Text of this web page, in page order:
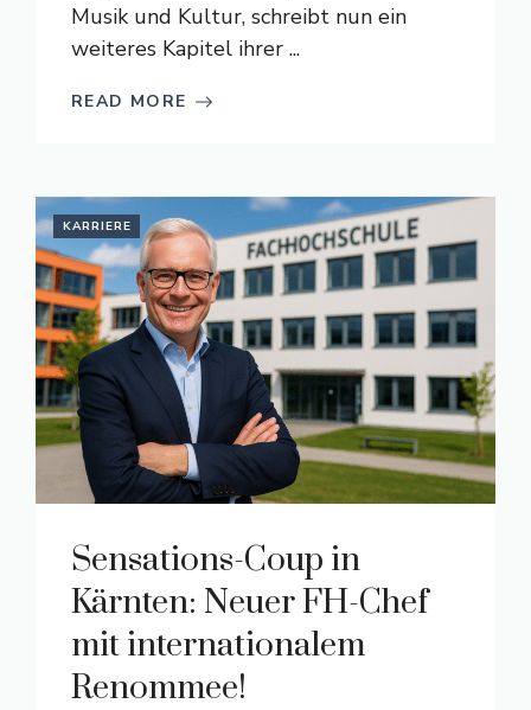
Musik und Kultur, schreibt nun ein
weiteres Kapitel ihrer ...
READ MORE
KARRIERE
Sensations-Coup in
Kärnten: Neuer FH-Chef
mit internationalem
Renommee!